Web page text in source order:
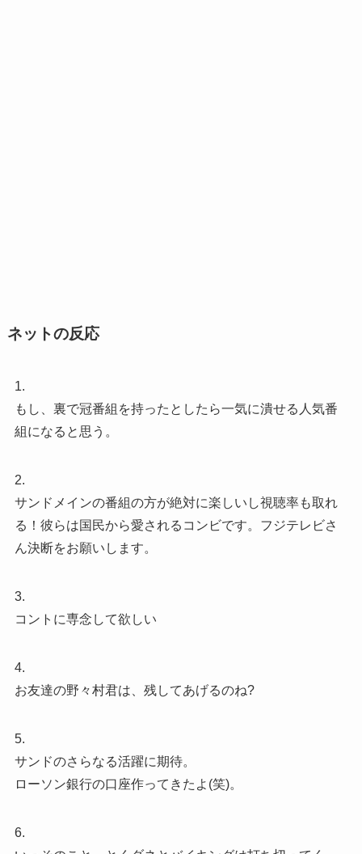
ネットの反応
1.
もし、裏で冠番組を持ったとしたら一気に潰せる人気番
組になると思う。
2.
サンドメインの番組の方が絶対に楽しいし視聴率も取れ
る！彼らは国民から愛されるコンビです。フジテレビさ
ん決断をお願いします。
3.
コントに専念して欲しい
4.
お友達の野々村君は、残してあげるのね?
5.
サンドのさらなる活躍に期待。
ローソン銀行の口座作ってきたよ(笑)。
6.